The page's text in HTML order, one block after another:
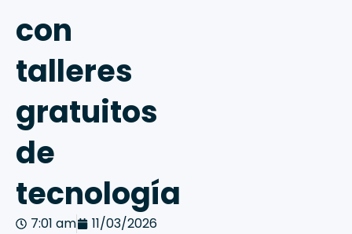
con
talleres
gratuitos
de
tecnología
7:01 am 11/03/2026